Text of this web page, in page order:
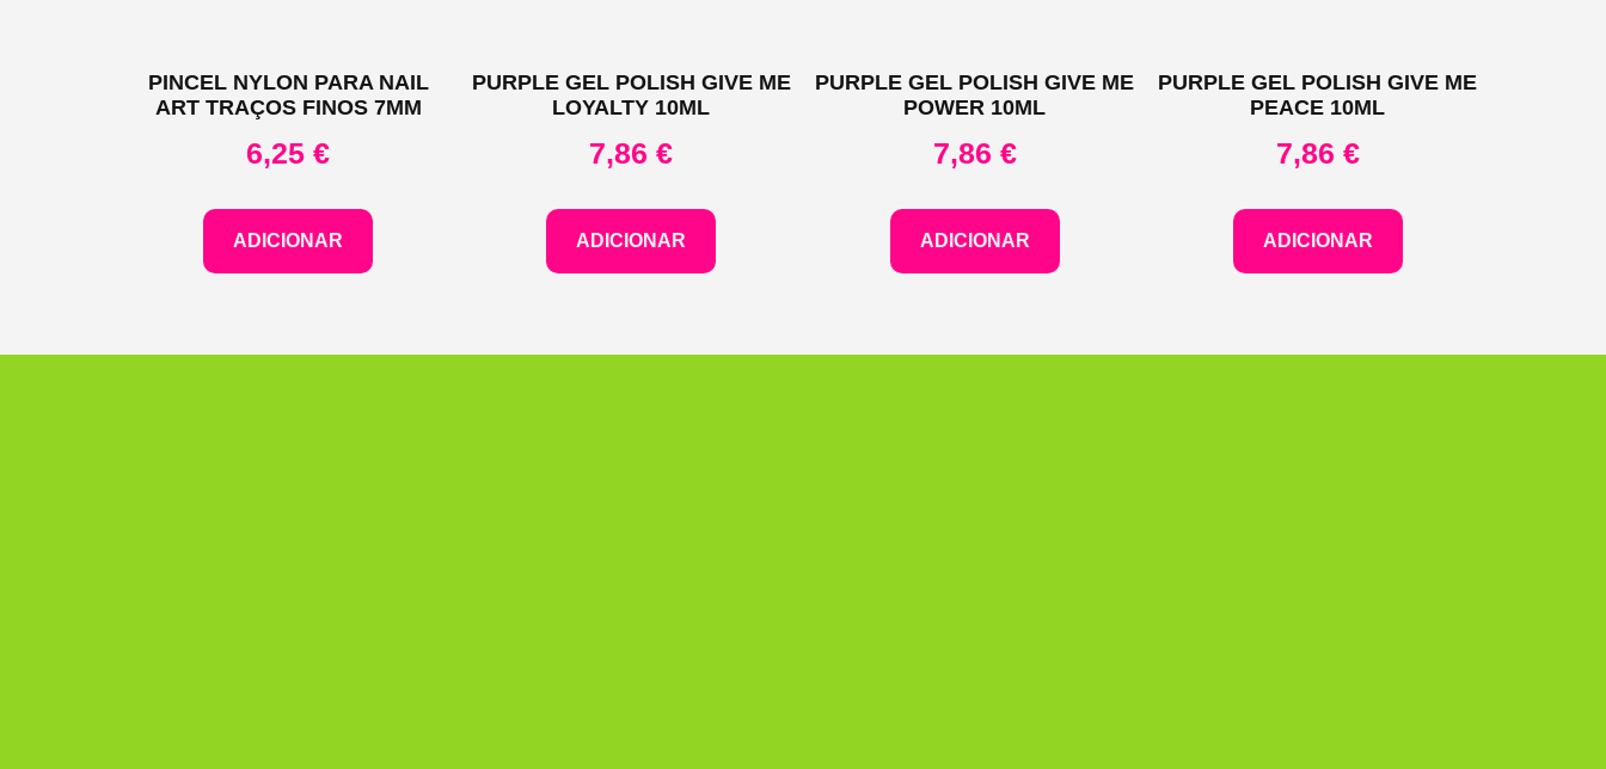
PINCEL NYLON PARA NAIL
ART TRAÇOS FINOS 7MM
6,25€
ADICIONAR
PURPLE GEL POLISH GIVE ME
LOYALTY 10ML
7,86€
ADICIONAR
PURPLE GEL POLISH GIVE ME
POWER 10ML
7,86 €
ADICIONAR
PURPLE GEL POLISH GIVE ME
PEACE 10ML
7,86 €
ADICIONAR